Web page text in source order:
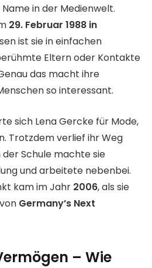
in der Medienwelt.
29. Februar 1988 in
ist sie in einfachen
Eltern oder Kontakte
das macht ihre
so interessant.
sich Lena Gercke für Mode,
Trotzdem verlief ihr Weg
Schule machte sie
und arbeitete nebenbei.
kam im Jahr 2006, als sie
Germany’s Next
– Wie